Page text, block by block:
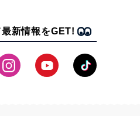
新情報をGET!